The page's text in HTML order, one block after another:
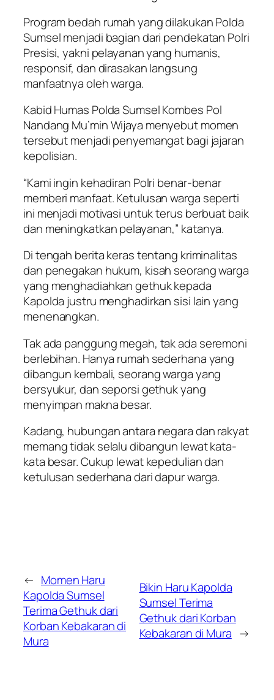
Program bedah rumah yang dilakukan Polda
Sumsel menjadi bagian dari pendekatan Polri
Presisi, yakni pelayanan yang humanis,
responsif, dan dirasakan langsung
manfaatnya oleh warga.
Kabid Humas Polda Sumsel Kombes Pol
Nandang Mu’min Wijaya menyebut momen
tersebut menjadi penyemangat bagi jajaran
kepolisian.
“Kami ingin kehadiran Polri benar-benar
memberi manfaat. Ketulusan warga seperti
ini menjadi motivasi untuk terus berbuat baik
dan meningkatkan pelayanan,” katanya.
Di tengah berita keras tentang kriminalitas
dan penegakan hukum, kisah seorang warga
yang menghadiahkan gethuk kepada
Kapolda justru menghadirkan sisi lain yang
menenangkan.
Tak ada panggung megah, tak ada seremoni
berlebihan. Hanya rumah sederhana yang
dibangun kembali, seorang warga yang
bersyukur, dan seporsi gethuk yang
menyimpan makna besar.
Kadang, hubungan antara negara dan rakyat
memang tidak selalu dibangun lewat kata-
kata besar. Cukup lewat kepedulian dan
ketulusan sederhana dari dapur warga.
← Momen Haru
Kapolda Sumsel
Terima Gethuk dari
Korban Kebakaran di
Mura
Bikin Haru Kapolda
Sumsel Terima
Gethuk dari Korban
Kebakaran di Mura →